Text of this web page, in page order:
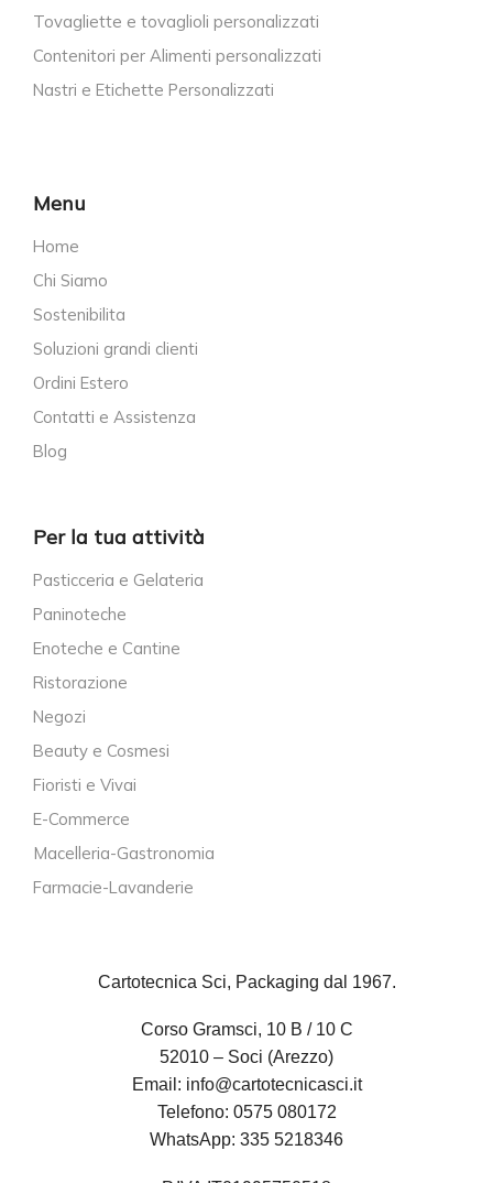
Tovagliette e tovaglioli personalizzati
Contenitori per Alimenti personalizzati
Nastri e Etichette Personalizzati
Menu
Home
Chi Siamo
Sostenibilita
Soluzioni grandi clienti
Ordini Estero
Contatti e Assistenza
Blog
Per la tua attività
Pasticceria e Gelateria
Paninoteche
Enoteche e Cantine
Ristorazione
Negozi
Beauty e Cosmesi
Fioristi e Vivai
E-Commerce
Macelleria-Gastronomia
Farmacie-Lavanderie
Cartotecnica Sci, Packaging dal 1967.
Corso Gramsci, 10 B / 10 C
52010 – Soci (Arezzo)
Email: info@cartotecnicasci.it
Telefono: 0575 080172
WhatsApp: 335 5218346